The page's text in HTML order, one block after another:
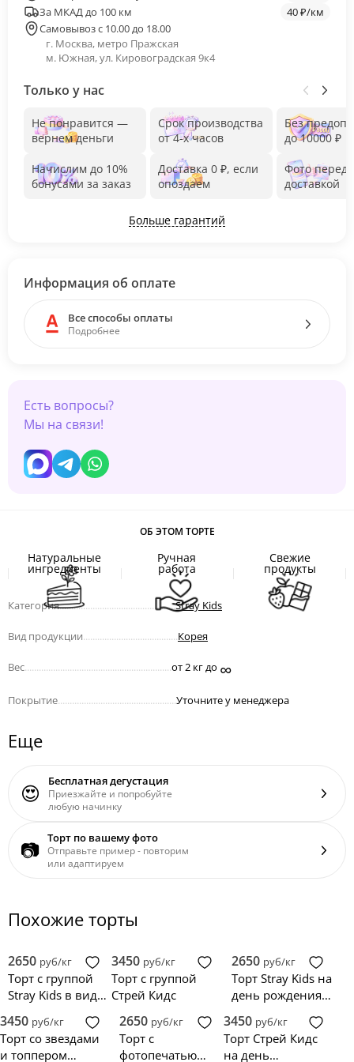
За МКАД до 100 км
40 ₽/км
Самовывоз с 10.00 до 18.00
г. Москва, метро Пражская
м. Южная, ул. Кировоградская 9к4
Только у нас
Не понравится —
вернем деньги
Начислим до 10%
бонусами за заказ
Срок производства
от 4-х часов
Доставка 0 ₽, если
опоздаем
Без
до 10000 ₽
Фото перед
доставкой
Больше гарантий
Информация об оплате
Все способы оплаты
Подробнее
Есть вопросы?
Мы на связи!
ОБ ЭТОМ ТОРТЕ
Натуральные
ингредиенты
Ручная
работа
Свежие
продукты
Категория.................................................Stray Kids
Вид продукции Корея
Вес от 2 кг до ∞
Покрытие Уточните у менеджера
Еще
😍 Бесплатная дегустация
Приезжайте и попробуйте
любую начинку
📷 Торт по вашему фото
Отправьте пример - повторим
или адаптируем
Похожие торты
2650 руб/кг
Торт с группой
Stray Kids в виде
3450 руб/кг
Торт с группой
Стрей Кидс
2650 руб/кг
Торт Stray Kids на
день рождения
3450 руб/кг
Торт со звездами
и топпером
2650 руб/кг
Торт с
фотопечатью
3450 руб/кг
Торт Стрей Кидс
на день